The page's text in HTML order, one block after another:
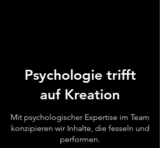
Psychologie trifft
auf Kreation
Mit psychologischer Expertise im Team
konzipieren wir Inhalte, die fesseln und
performen.